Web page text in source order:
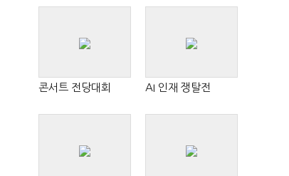
콘서트 전당대회 AI 인재 쟁탈전